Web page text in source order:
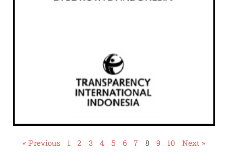
« Previous 1 2 3 4 5 6 7 8 9 10 Next »